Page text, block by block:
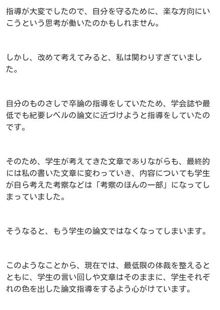
指導が大変でしたので、自分を守るために、楽な方向にい
こうという思考が働いたのかもしれません。
しかし、改めて考えてみると、私は関わりすぎていまし
た。
自分のものさしで卒論の指導をしていたため、学会誌や最
低でも紀要レベルの論文に近づけようと指導をしていたの
です。
そのため、学生が考えてきた文章でありながらも、最終的
には私の書いた文章に変わっていき、内容についても学生
が自ら考えた考察などは「考察のほんの一部」になってし
まっていました。
そうなると、もう学生の論文ではなくなってしまいます。
このようなことから、現在では、最低限の体裁を整えると
ともに、学生の言い回しや文章はそのままに、学生それぞ
れの色を出した論文指導をするよう心がけています。